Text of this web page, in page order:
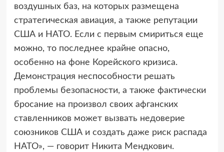
воздушных баз, на которых размещена
стратегическая авиация, а также репутации
США и НАТО. Если с первым смириться еще
можно, то последнее крайне опасно,
особенно на фоне Корейского кризиса.
Демонстрация неспособности решать
проблемы безопасности, а также фактически
бросание на произвол своих афганских
ставленников может вызвать недоверие
союзников США и создать даже риск распада
НАТО», — говорит Никита Мендкович.